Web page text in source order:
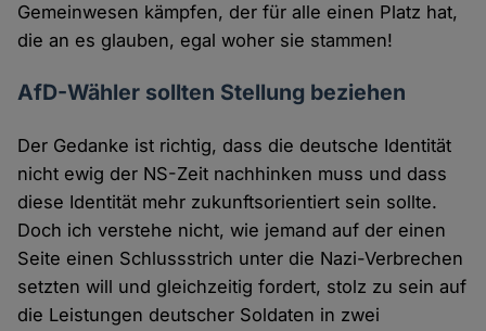
Gemeinwesen kämpfen, der für alle einen Platz hat,
die an es glauben, egal woher sie stammen!
AfD-Wähler sollten Stellung beziehen
Der Gedanke ist richtig, dass die deutsche Identität
nicht ewig der NS-Zeit nachhinken muss und dass
diese Identität mehr zukunftsorientiert sein sollte.
Doch ich verstehe nicht, wie jemand auf der einen
Seite einen Schlussstrich unter die Nazi-Verbrechen
setzten will und gleichzeitig fordert, stolz zu sein auf
die Leistungen deutscher Soldaten in zwei